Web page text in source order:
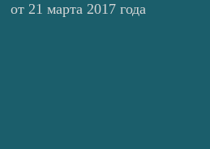
от 21 марта 2017 года